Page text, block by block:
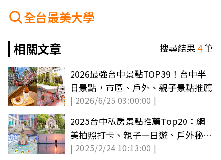
全台最美大學
相關文章
搜尋結果4筆
2026最強台中景點TOP39！台中半
日景點，市區、戶外、親子景點推薦
| 2026/6/25 03:00:00 |
2025台中私房景點推薦Top20：網
美拍照打卡、親子一日遊、戶外秘境
景點
| 2025/2/24 10:13:00 |